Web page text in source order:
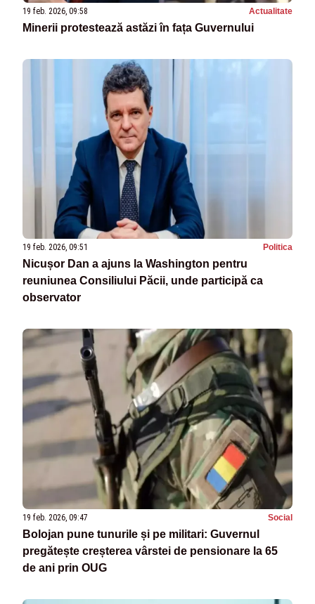
19 feb. 2026, 09:58 Actualitate
Minerii protestează astăzi în fața Guvernului
19 feb. 2026, 09:51 Politica
Nicușor Dan a ajuns la Washington pentru
reuniunea Consiliului Păcii, unde participă ca
observator
19 feb. 2026, 09:47 Social
Bolojan pune tunurile și pe militari: Guvernul
pregătește creșterea vârstei de pensionare la 65
de ani prin OUG